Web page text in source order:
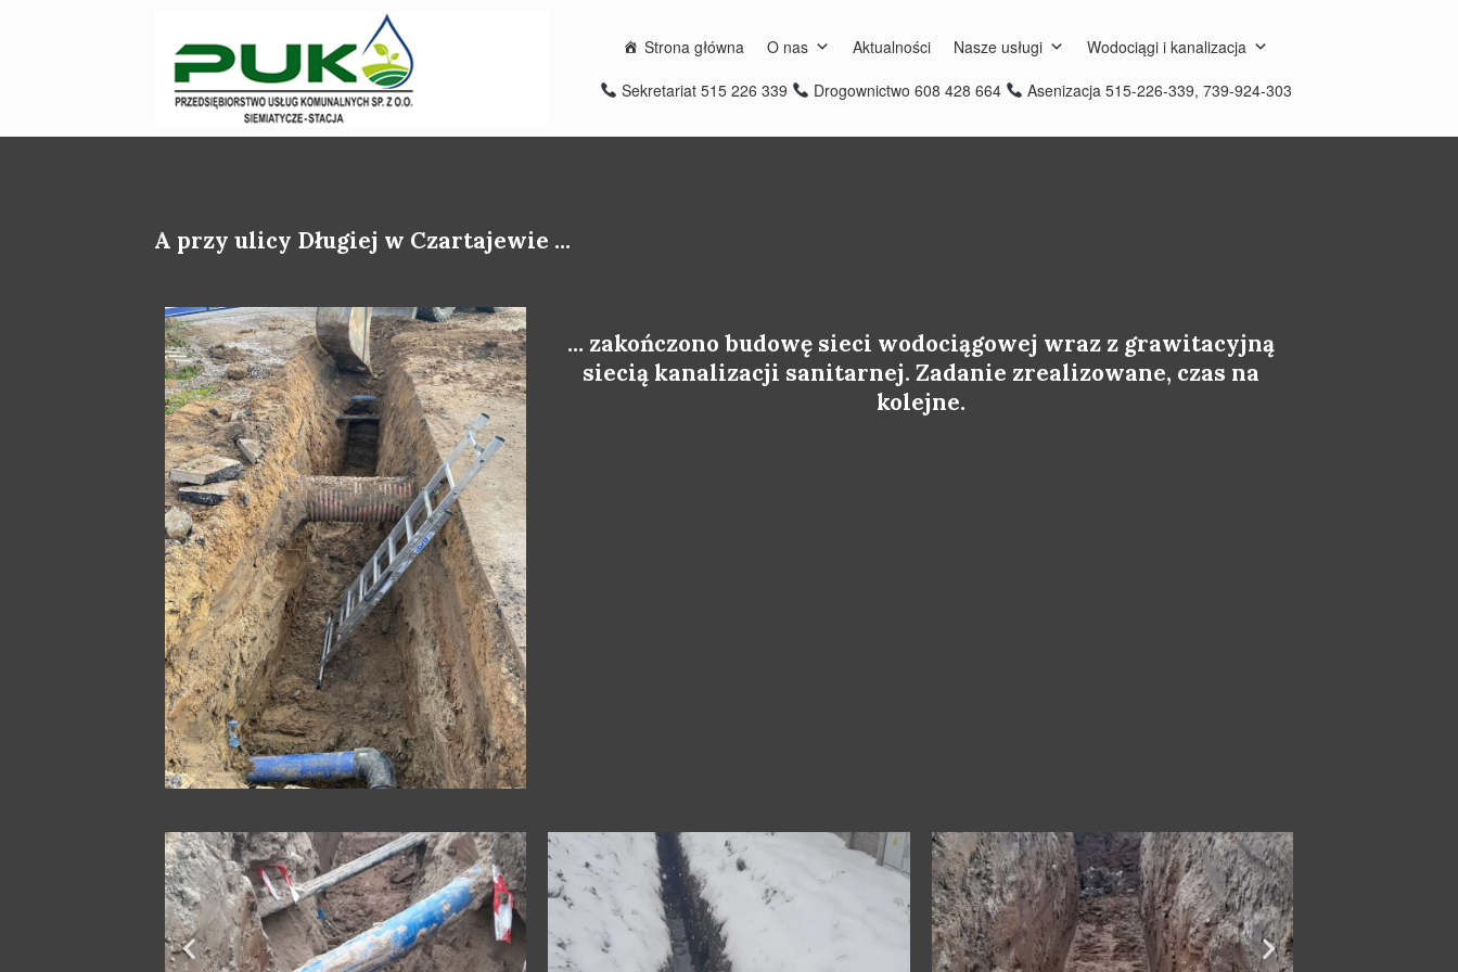
Strona główna O nas Aktualności Nasze usługi
Wodociągi i kanalizacja
Sekretariat 515 226 339
Drogownictwo 608 428 664 Asenizacja 515-226-339, 739-924-303
A przy ulicy Długiej w Czartajewie ...
... zakończono budowę sieci wodociągowej wraz z grawitacyjną
siecią kanalizacji sanitarnej. Zadanie zrealizowane, czas na
kolejne.